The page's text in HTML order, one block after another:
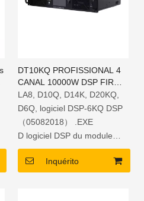
DT10KQ PROFISSIONAL 4
CANAL 10000W DSP FIR
AMPLIFICADOR DE
ENERGIE
LA8, D10Q, D14K, D20KQ,
D6Q, logiciel DSP-6KQ DSP
（05082018） .EXE
D logiciel DSP du module
d'amplificateur de plaque de
série 05092018.exe
Inquérito